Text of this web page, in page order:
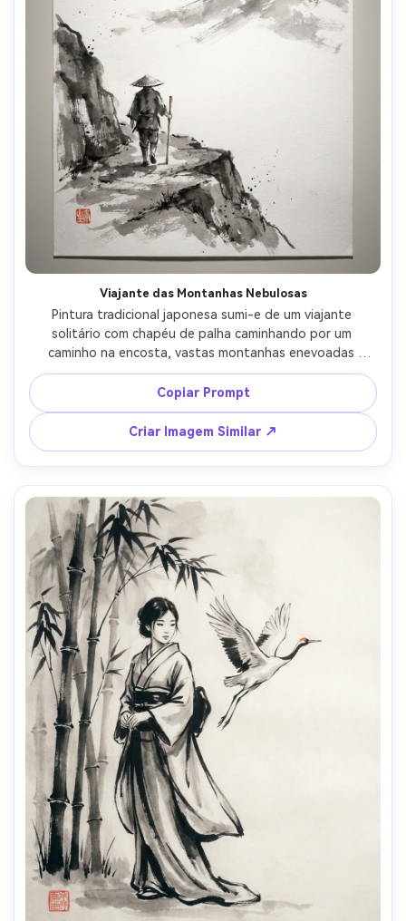
Viajante das Montanhas Nebulosas
Pintura tradicional japonesa sumi-e de um viajante
solitário com chapéu de palha caminhando por um
caminho na encosta, vastas montanhas enevoadas
desaparecendo no espaço negativo branco, gradientes
mínimos de tinta, textura expressiva de pincel seco,
respingos sutis de tinta, grãos de papel de arroz,
pequeno selo vermelho no canto, composição serena e
contemplativa, qualidade de obra-prima, lente 85mm,
profundidade de campo rasa, iluminação cinematográfica
suave --ar 4:5
Copiar Prompt
Criar Imagem Similar ↗